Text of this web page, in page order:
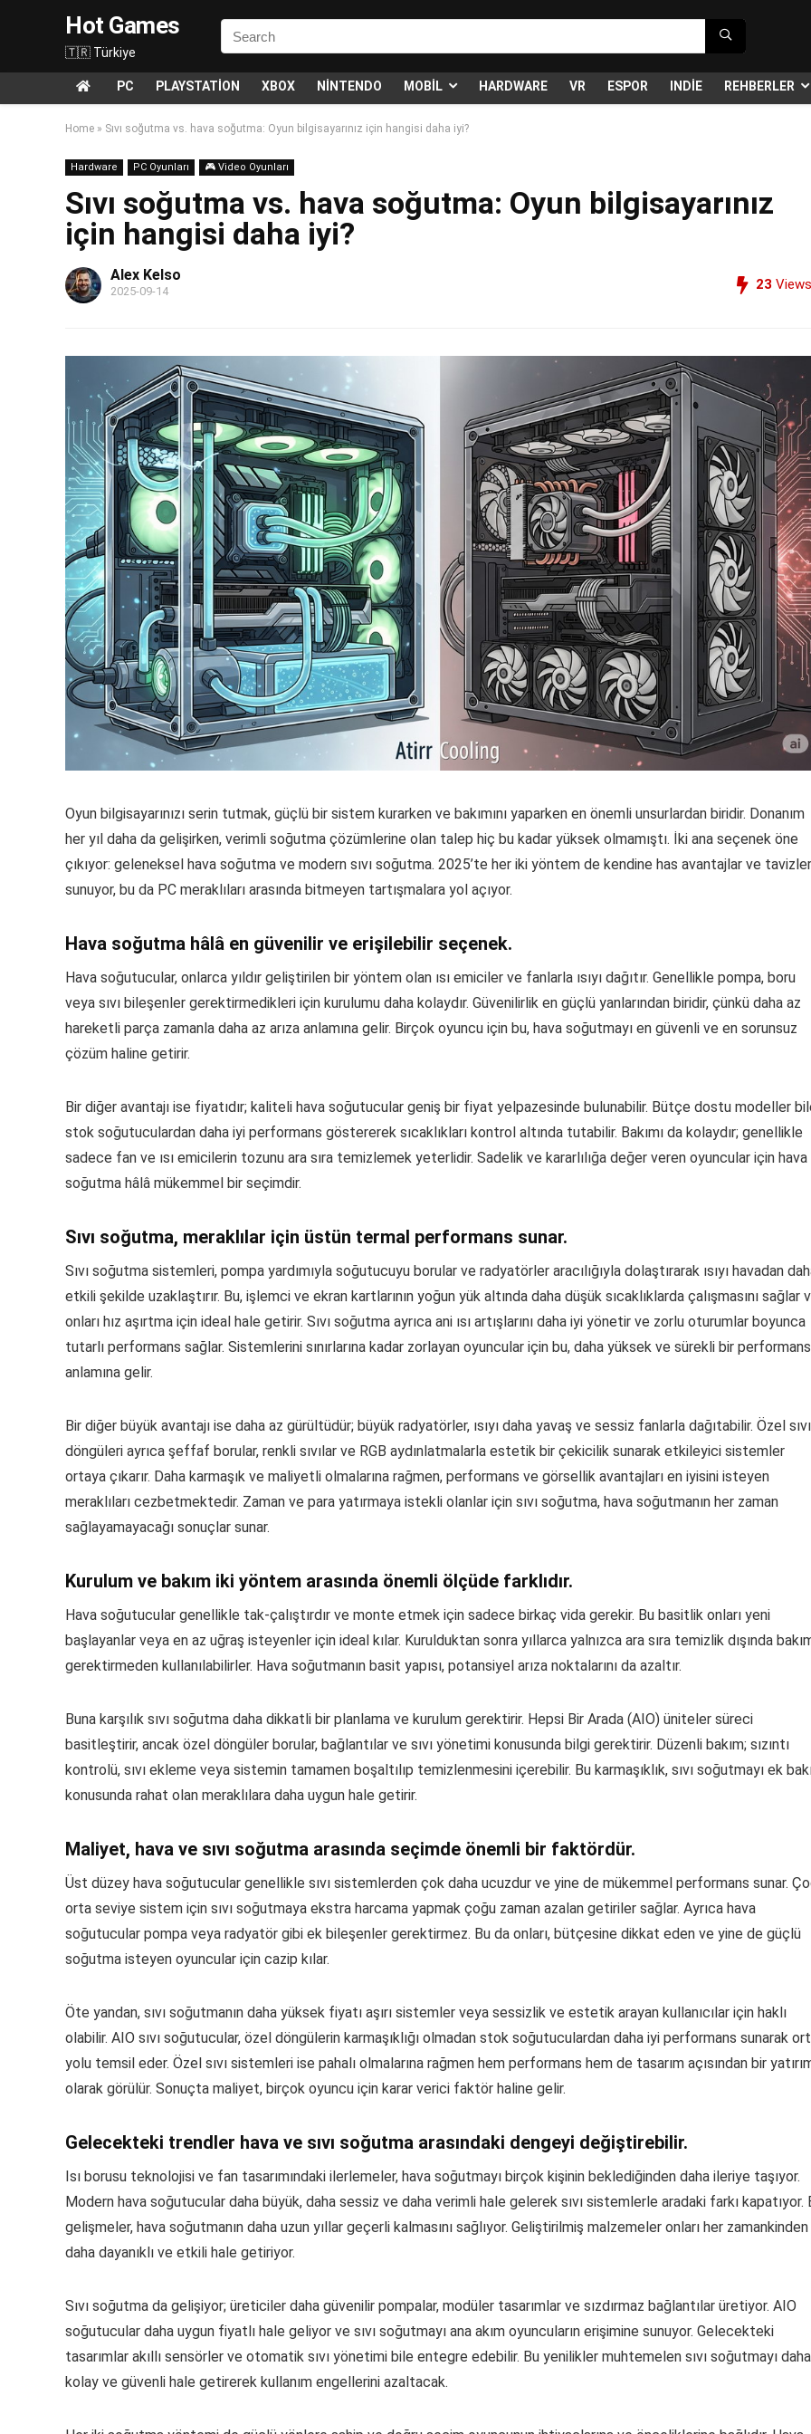
Hot Games
🇹🇷 Türkiye
PC PLAYSTATION XBOX NINTENDO MOBIL HARDWARE VR ESPOR INDIE REHBERLER
Home » Sıvı soğutma vs. hava soğutma: Oyun bilgisayarınız için hangisi daha iyi?
Hardware PC Oyunları 🎮 Video Oyunları
Sıvı soğutma vs. hava soğutma: Oyun bilgisayarınız
için hangisi daha iyi?
Alex Kelso
2025-09-14 23 Views
Oyun bilgisayarınızı serin tutmak, güçlü bir sistem kurarken ve bakımını yaparken en önemli unsurlardan biridir. Donanım
her yıl daha da gelişirken, verimli soğutma çözümlerine olan talep hiç bu kadar yüksek olmamıştı. İki ana seçenek öne
çıkıyor: geleneksel hava soğutma ve modern sıvı soğutma. 2025’te her iki yöntem de kendine has avantajlar ve tavizler
sunuyor, bu da PC meraklıları arasında bitmeyen tartışmalara yol açıyor.
Hava soğutma hâlâ en güvenilir ve erişilebilir seçenek.
Hava soğutucular, onlarca yıldır geliştirilen bir yöntem olan ısı emiciler ve fanlarla ısıyı dağıtır. Genellikle pompa, boru
veya sıvı bileşenler gerektirmedikleri için kurulumu daha kolaydır. Güvenilirlik en güçlü yanlarından biridir, çünkü daha az
hareketli parça zamanla daha az arıza anlamına gelir. Birçok oyuncu için bu, hava soğutmayı en güvenli ve en sorunsuz
çözüm haline getirir.
Bir diğer avantajı ise fiyatıdır; kaliteli hava soğutucular geniş bir fiyat yelpazesinde bulunabilir. Bütçe dostu modeller
stok soğutuculardan daha iyi performans göstererek sıcaklıkları kontrol altında tutabilir. Bakımı da kolaydır; genellikle
sadece fan ve ısı emicilerin tozunu ara sıra temizlemek yeterlidir. Sadelik ve kararlılığa değer veren oyuncular için hava
soğutma hâlâ mükemmel bir seçimdir.
Sıvı soğutma, meraklılar için üstün termal performans sunar.
Sıvı soğutma sistemleri, pompa yardımıyla soğutucuyu borular ve radyatörler aracılığıyla dolaştırarak ısıyı havadan
etkili şekilde uzaklaştırır. Bu, işlemci ve ekran kartlarının yoğun yük altında daha düşük sıcaklıklarda çalışmasını sağlar
onları hız aşırtma için ideal hale getirir. Sıvı soğutma ayrıca ani ısı artışlarını daha iyi yönetir ve zorlu oturumlar boyunca
tutarlı performans sağlar. Sistemlerini sınırlarına kadar zorlayan oyuncular için bu, daha yüksek ve sürekli bir performans
anlamına gelir.
Bir diğer büyük avantajı ise daha az gürültüdür; büyük radyatörler, ısıyı daha yavaş ve sessiz fanlarla dağıtabilir. Özel sıvı
döngüleri ayrıca şeffaf borular, renkli sıvılar ve RGB aydınlatmalarla estetik bir çekicilik sunarak etkileyici sistemler
ortaya çıkarır. Daha karmaşık ve maliyetli olmalarına rağmen, performans ve görsellik avantajları en iyisini isteyen
meraklıları cezbetmektedir. Zaman ve para yatırmaya istekli olanlar için sıvı soğutma, hava soğutmanın her zaman
sağlayamayacağı sonuçlar sunar.
Kurulum ve bakım iki yöntem arasında önemli ölçüde farklıdır.
Hava soğutucular genellikle tak-çalıştırdır ve monte etmek için sadece birkaç vida gerekir. Bu basitlik onları yeni
başlayanlar veya en az uğraş isteyenler için ideal kılar. Kurulduktan sonra yıllarca yalnızca ara sıra temizlik dışında
gerektirmeden kullanılabilirler. Hava soğutmanın basit yapısı, potansiyel arıza noktalarını da azaltır.
Buna karşılık sıvı soğutma daha dikkatli bir planlama ve kurulum gerektirir. Hepsi Bir Arada (AIO) üniteler süreci
basitleştirir, ancak özel döngüler borular, bağlantılar ve sıvı yönetimi konusunda bilgi gerektirir. Düzenli bakım; sızıntı
kontrolü, sıvı ekleme veya sistemin tamamen boşaltılıp temizlenmesini içerebilir. Bu karmaşıklık, sıvı soğutmayı ek
konusunda rahat olan meraklılara daha uygun hale getirir.
Maliyet, hava ve sıvı soğutma arasında seçimde önemli bir faktördür.
Üst düzey hava soğutucular genellikle sıvı sistemlerden çok daha ucuzdur ve yine de mükemmel performans sunar.
orta seviye sistem için sıvı soğutmaya ekstra harcama yapmak çoğu zaman azalan getiriler sağlar. Ayrıca hava
soğutucular pompa veya radyatör gibi ek bileşenler gerektirmez. Bu da onları, bütçesine dikkat eden ve yine de güçlü
soğutma isteyen oyuncular için cazip kılar.
Öte yandan, sıvı soğutmanın daha yüksek fiyatı aşırı sistemler veya sessizlik ve estetik arayan kullanıcılar için haklı
olabilir. AIO sıvı soğutucular, özel döngülerin karmaşıklığı olmadan stok soğutuculardan daha iyi performans sunarak
yolu temsil eder. Özel sıvı sistemleri ise pahalı olmalarına rağmen hem performans hem de tasarım açısından bir
olarak görülür. Sonuçta maliyet, birçok oyuncu için karar verici faktör haline gelir.
Gelecekteki trendler hava ve sıvı soğutma arasındaki dengeyi değiştirebilir.
Isı borusu teknolojisi ve fan tasarımındaki ilerlemeler, hava soğutmayı birçok kişinin beklediğinden daha ileriye taşıyor.
Modern hava soğutucular daha büyük, daha sessiz ve daha verimli hale gelerek sıvı sistemlerle aradaki farkı kapatıyor.
gelişmeler, hava soğutmanın daha uzun yıllar geçerli kalmasını sağlıyor. Geliştirilmiş malzemeler onları her zamankinden
daha dayanıklı ve etkili hale getiriyor.
Sıvı soğutma da gelişiyor; üreticiler daha güvenilir pompalar, modüler tasarımlar ve sızdırmaz bağlantılar üretiyor. AIO
soğutucular daha uygun fiyatlı hale geliyor ve sıvı soğutmayı ana akım oyuncuların erişimine sunuyor. Gelecekteki
tasarımlar akıllı sensörler ve otomatik sıvı yönetimi bile entegre edebilir. Bu yenilikler muhtemelen sıvı soğutmayı daha
kolay ve güvenli hale getirerek kullanım engellerini azaltacak.